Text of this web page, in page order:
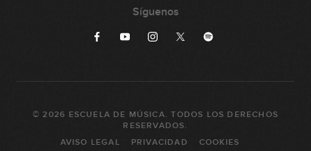
Síguenos
©2026 ESCUELA DE MÚSICA. TODOS LOS DERECHOS
RESERVADOS.
AVISO LEGAL
PRIVACIDAD COOKIES